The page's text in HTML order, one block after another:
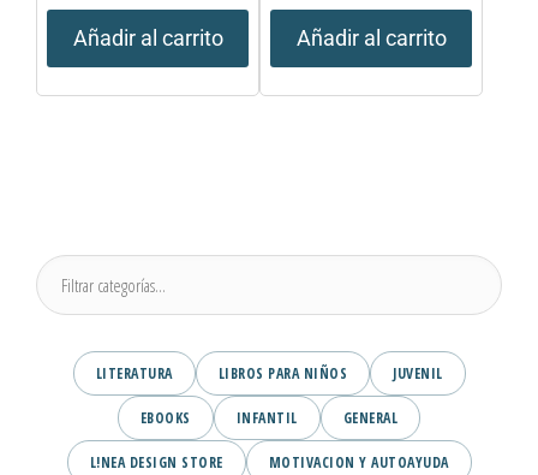
Añadir al carrito Añadir al carrito
LITERATURA LIBROS PARA NIÑOS JUVENIL
EBOOKS INFANTIL GENERAL
L!NEA DESIGN STORE MOTIVACION Y AUTOAYUDA